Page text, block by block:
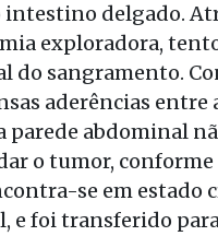
delgado.
exploradora,
do sangramento.
aderências entre
parede abdominal
o tumor,
se em estado
e foi transferido